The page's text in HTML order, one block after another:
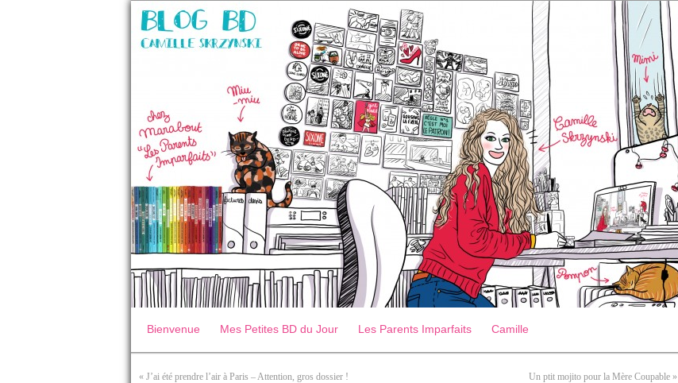
Bienvenue Mes Petites BD du Jour Les Parents Imparfaits Camille
« J’ai été prendre l’air à Paris – Attention, gros dossier ! Un ptit mojito pour la Mère Coupable»